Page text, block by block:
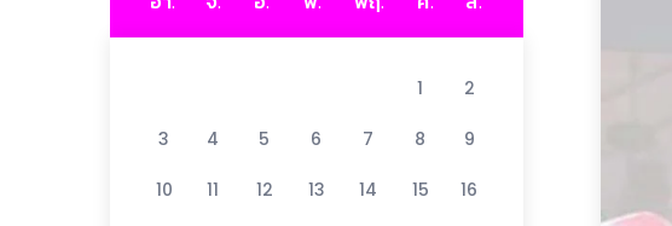
1 2
3 4 5 6 7 8 9
10 11 12 13 14 15 16